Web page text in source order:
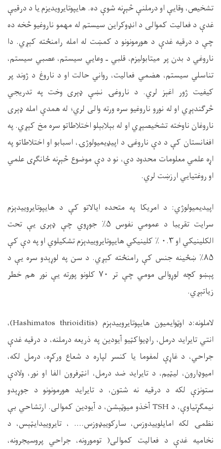
تشخیص، وقایې او درملنې څېړنه شوې ده. هایپوتایرویدیزم یا د درقیې
غدې د فعالیت کموالی د انډوکراین سیستم له مهمو ناروغیو څخه ده
چې د درقیه غدې د هورمونونو د کمښت له امله رامنځته کېږي. دا
ناروغي د بدن پر میتابولیزم، قلبي ـ وعایي سیستم، عصبي سیستم،
تناسلي سیستم، هضمي فعالیت، رواني حالت او د ناروغ د ژوند پر
کیفیت ژور اغېز لري. د ناروغۍ نښې ډېری وخت په تدریجي
څرګندېږي او له نورو ناروغیو سره ورته والی لري؛ له همدې امله ډېری
ناروغان ناوخته تشخیصېږي او له بېلابېلو اختلاطاتو سره مخ کېږي. په
افغانستان کې د دې ناروغۍ د اپیډیمیولوژۍ، اسبابو او اختلاطاتو په
اړه علمي معلومات محدود دي، نو د دې موضوع څېړنه ځانګړی علمي
او روغتیايي ارزښت لري.
اپیدیمیولوژي: د امریکا په متحده ایالاتو کې د هایپوتایروییدېزم
سرایت تقریبا د عمومي نفوس ۵٪
جوړوي چې ډېری یې تحت
الکلینیکي او۰.۳ ٪ کلینیکي هایپوتایروییدېزم تشکیلوي او په دې کې
۸۵٪ ښځینه جنس کې رامنځته کېږي. د سن په لوړېدو سره یې د
پېښو کچه لوړوالی مومي چې تر ۷۰ کلونو پورته یې نور هم خطر
زیاتېږي.
لاملونه:د اوټوایمیون هایپوتایروییدېزم (Hashimatos thrioiditis)
،
انتي تایراید درمل، راډیواکټیو آیودین په ذریعه درملنه، د درقیه غدې
جراحي، د غاړې لمفوما یا کنسر لپاره د شعاع ورکړه، درمل لکه،
امیوډارون، لیټیم، د تایراید ضد درمل، انټرفرون الفا او نور، ولادې
ستونزې لکه د درقیه نه شتون، د تایراید هورمونونو د جوړېدو
نیمګړتیاوې، د
آخذو میوټېشن، د آیودین کموالی. ارتشاحي بې
نظمۍ لکه امایلوییدوزس، سارکوییډوزس.... ، تایروییدایټېس، د
نخامیه غدې د فعالیت کموالی( تومورونه، جراحي پروسیجرونه،